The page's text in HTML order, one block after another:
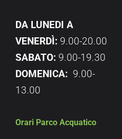
DA LUNEDI A
VENERDÌ: 9.00-20.00
SABATO: 9.00-19.30
DOMENICA: 9.00-
13.00
Orari Parco Acquatico